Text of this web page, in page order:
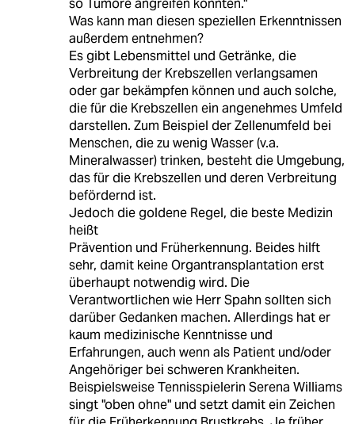
so Tumore angreifen könnten."
Was kann man diesen speziellen Erkenntnissen
außerdem entnehmen?
Es gibt Lebensmittel und Getränke, die
Verbreitung der Krebszellen verlangsamen
oder gar bekämpfen können und auch solche,
die für die Krebszellen ein angenehmes Umfeld
darstellen. Zum Beispiel der Zellenumfeld bei
Menschen, die zu wenig Wasser (v.a.
Mineralwasser) trinken, besteht die Umgebung,
das für die Krebszellen und deren Verbreitung
befördernd ist.
Jedoch die goldene Regel, die beste Medizin
heißt
Prävention und Früherkennung. Beides hilft
sehr, damit keine Organtransplantation erst
überhaupt notwendig wird. Die
Verantwortlichen wie Herr Spahn sollten sich
darüber Gedanken machen. Allerdings hat er
kaum medizinische Kenntnisse und
Erfahrungen, auch wenn als Patient und/oder
Angehöriger bei schweren Krankheiten.
Beispielsweise Tennisspielerin Serena Williams
singt "oben ohne" und setzt damit ein Zeichen